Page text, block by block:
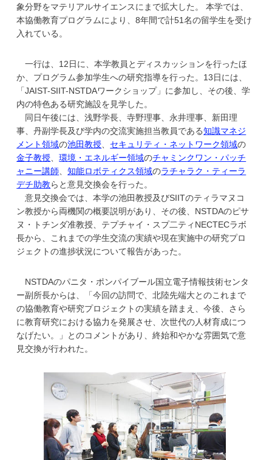
象分野をマテリアルサイエンスにまで拡大した。 本学では、
本協働教育プログラムにより、8年間で計51名の留学生を受け
入れている。
一行は、12日に、本学教員とディスカッションを行ったほ
か、プログラム参加学生への研究指導を行った。13日には、
「JAIST-SIIT-NSTDAワークショップ」に参加し、その後、学
内の特色ある研究施設を見学した。
同日午後には、浅野学長、寺野理事、永井理事、新田理
事、丹副学長及び学内の交流実施担当教員である知識マネジ
メント領域の池田教授 セキュリティ・ネットワーク領域の
金子教授 、環境・エネルギー領域のチャミンクワン・パッチ
ャニー講師 、知能ロボティクス領域のラチャラク・ティーラ
デチ助教らと意見交換会を行った。
意見交換会では、本学の池田教授及びSIITのティラマヌコ
ン教授から両機関の概要説明があり、その後、NSTDAのピサ
ヌ・トチンダ准教授、テプチャイ・スプ二ティNECTECラボ
長から、これまでの学生交流の実績や現在実施中の研究プロ
ジェクトの進捗状況について報告があった。
NSTDAのパニタ・ポンパイブール国立電子情報技術センタ
ー副所長からは、「今回の訪問で、北陸先端大とのこれまで
の協働教育や研究プロジェクトの実績を踏まえ、今後、さら
に教育研究における協力を発展させ、次世代の人材育成につ
なげたい。」とのコメントがあり、終始和やかな雰囲気で意
見交換が行われた。